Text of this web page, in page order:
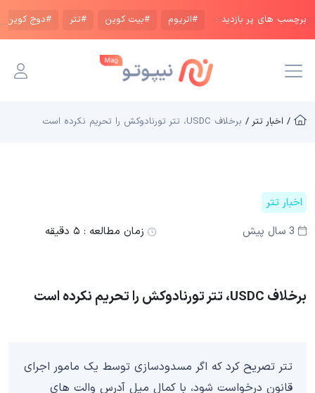
برچسب های پر بازدید : #اتریوم #بیت کوین #تتر #دوج کوین
/ اخبار تتر / برخلاف USDC، تتر تورنادوکش را تحریم نکرده است
اخبار تتر
3 سال پیش
زمان مطالعه : ۵ دقیقه
برخلاف USDC، تتر تورنادوکش را تحریم نکرده است
تتر تصریح کرد که اگر مسدودسازی توسط یک مامور اجرای
قانون درخواست شود، با کمال میل آدرس والت های